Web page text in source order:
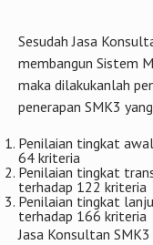
Sesudah Jasa
membangun Sistem
maka dilakukanlah
penerapan SMK3
Penilaian tingkat
64 kriteria
Penilaian tingkat
terhadap 122 kriteria
Penilaian tingkat
terhadap 166 kriteria
Jasa Konsultan